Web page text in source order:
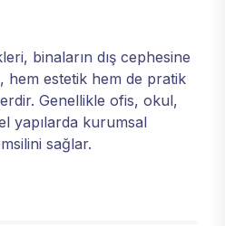
binaların dış cephesine
hem estetik hem de pratik
Genellikle ofis, okul,
yapılarda kurumsal
sağlar.